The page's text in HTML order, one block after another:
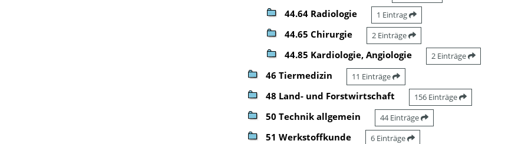
44.64 Radiologie 1 Eintrag
44.65 Chirurgie 2 Einträge
44.85 Kardiologie, Angiologie 2 Einträge
46 Tiermedizin 11 Einträge
48 Land- und Forstwirtschaft 156 Einträge
50 Technik allgemein 44 Einträge
51 Werkstoffkunde 6 Einträge